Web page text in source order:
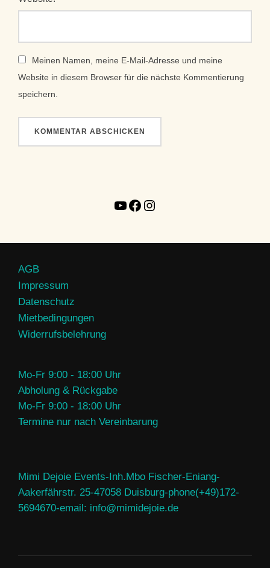
Meinen Namen, meine E-Mail-Adresse und meine
Website in diesem Browser für die nächste Kommentierung
speichern.
AGB
Impressum
Datenschutz
Mietbedingungen
Widerrufsbelehrung
Mo-Fr 9:00 - 18:00 Uhr
Abholung & Rückgabe
Mo-Fr 9:00 - 18:00 Uhr
Termine nur nach Vereinbarung
Mimi Dejoie Events-Inh.Mbo Fischer-Eniang-
Aakerfährstr. 25-47058 Duisburg-phone(+49)172-
5694670-email: info@mimidejoie.de